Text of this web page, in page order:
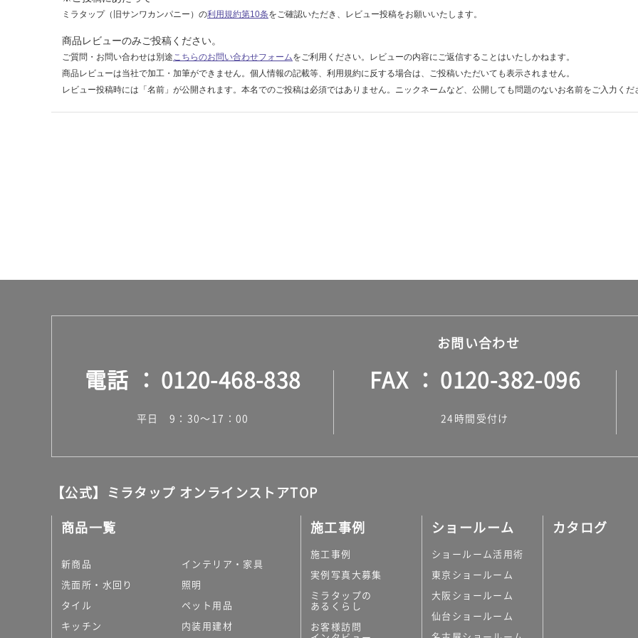
ミラタップ（旧サンワカンパニー）の利用規約第10条をご確認いただき、レビュー投稿をお願いいたします。
商品レビューのみご投稿ください。
ご質問・お問い合わせは別途こちらのお問い合わせフォームをご利用ください。レビューの内容にご返信することはいたしかねます。
商品レビューは当社で加工・加筆ができません。個人情報の記載等、利用規約に反する場合は、ご投稿いただいても表示されません。
レビュー投稿時には「名前」が公開されます。本名でのご投稿は必須ではありません。ニックネームなど、公開しても問題のないお名前をご入力くだ
お問い合わせ
電話 0120-468-838
平日 9：30～17：00
FAX 0120-382-096
24時間受付け
【公式】ミラタップ オンラインストアTOP
商品一覧
新商品
洗面所・水回り
タイル
キッチン
インテリア・家具
照明
ペット用品
内装用建材
施工事例
施工事例
実例写真大募集
ミラタップの
あるくらし
お客様訪問
ショールーム
ショールーム活用術
東京ショールーム
大阪ショールーム
仙台ショールーム
カタログ